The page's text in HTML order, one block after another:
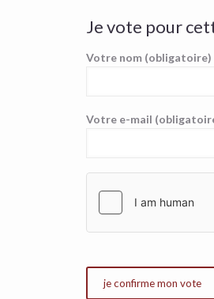
Je vote pour
Votre nom (obligatoire)
Votre e-mail